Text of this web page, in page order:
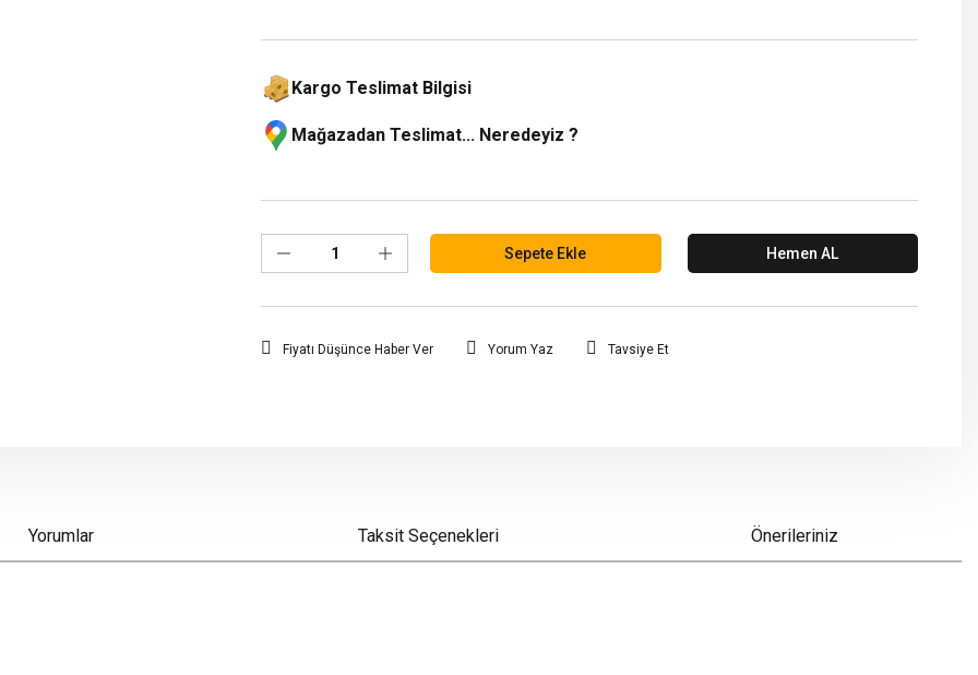
Kargo Teslimat Bilgisi
Mağazadan Teslimat... Neredeyiz ?
Sepete Ekle Hemen AL
Fiyatı Düşünce Haber Ver Yorum Yaz Tavsiye Et
Yorumlar Taksit Seçenekleri Önerileriniz